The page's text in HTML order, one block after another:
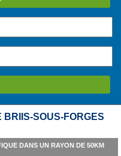
BRIIS-SOUS-FORGES
DANS UN RAYON DE 50KM